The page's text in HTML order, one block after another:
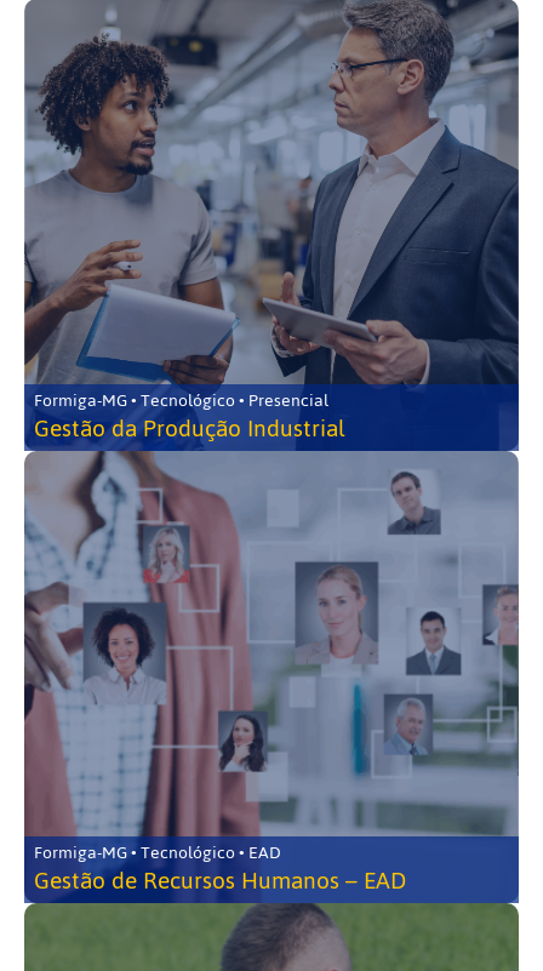
Formiga-MG • Tecnológico • Presencial
Gestão da Produção Industrial
Formiga-MG • Tecnológico • EAD
Gestão de Recursos Humanos – EAD